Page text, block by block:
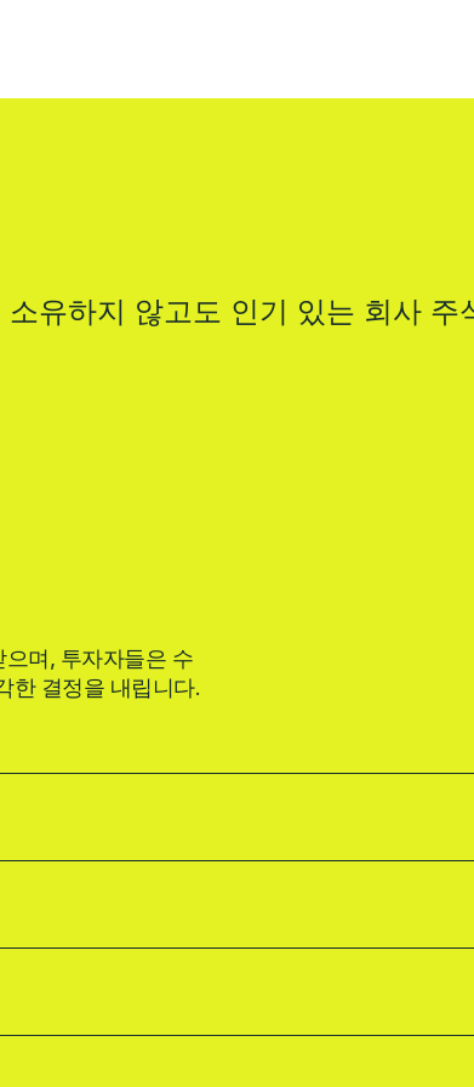
유하지 않고도 인기 있는 회사 주
며, 투자자들은 수
한 결정을 내립니다.